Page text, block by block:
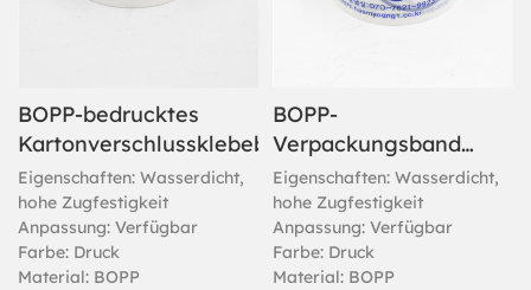
BOPP-bedrucktes
Kartonverschlussklebeband
Eigenschaften: Wasserdicht,
hohe Zugfestigkeit
Anpassung: Verfügbar
Farbe: Druck
Material: BOPP
BOPP-
Verpackungsband
mit individuellem
Logoaufdruck,
Kartonverschlussband
Eigenschaften: Wasserdicht,
hohe Zugfestigkeit
Anpassung: Verfügbar
Farbe: Druck
Material: BOPP